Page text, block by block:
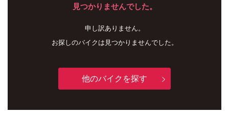
見つかりませんでした。
申し訳ありません。
お探しのバイクは見つかりませんでした。
他のバイクを探す